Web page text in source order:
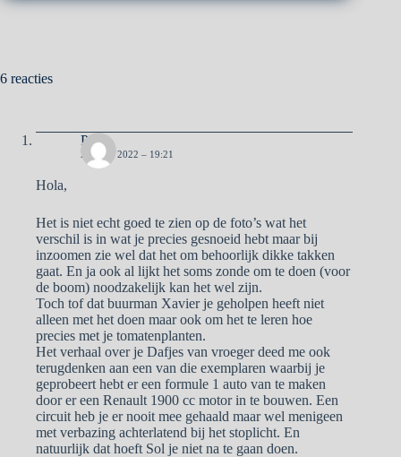
6 reacties
Pa
23 JULI 2022 – 19:21
Hola,
Het is niet echt goed te zien op de foto’s wat het
verschil is in wat je precies gesnoeid hebt maar bij
inzoomen zie wel dat het om behoorlijk dikke takken
gaat. En ja ook al lijkt het soms zonde om te doen (voor
de boom) noodzakelijk kan het wel zijn.
Toch tof dat buurman Xavier je geholpen heeft niet
alleen met het doen maar ook om het te leren hoe
precies met je tomatenplanten.
Het verhaal over je Dafjes van vroeger deed me ook
terugdenken aan een van die exemplaren waarbij je
geprobeert hebt er een formule 1 auto van te maken
door er een Renault 1900 cc motor in te bouwen. Een
circuit heb je er nooit mee gehaald maar wel menigeen
met verbazing achterlatend bij het stoplicht. En
natuurlijk dat hoeft Sol je niet na te gaan doen.